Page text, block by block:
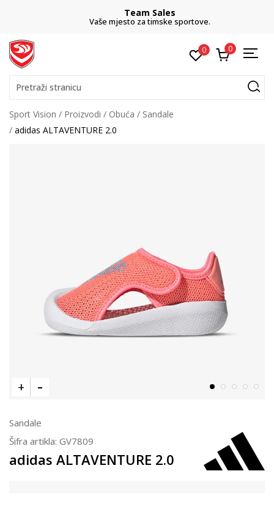
Team Sales
Vaše mjesto za timske sportove.
0 0
Pretraži stranicu
Sport Vision Proizvodi Obuća
Sandale
adidas ALTAVENTURE 2.0
Sandale
Šifra artikla: GV7809
adidas ALTAVENTURE 2.0